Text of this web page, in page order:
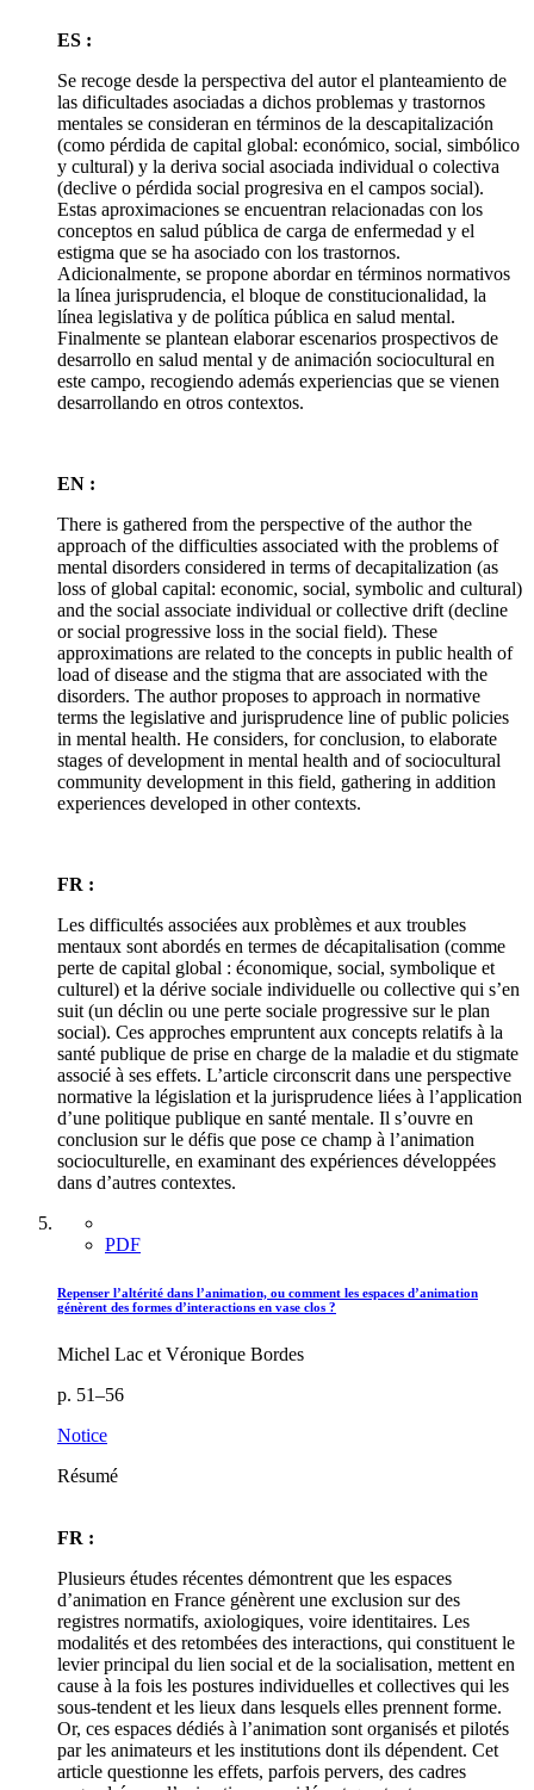
ES :
Se recoge desde la perspectiva del autor el planteamiento de
las dificultades asociadas a dichos problemas y trastornos
mentales se consideran en términos de la descapitalización
(como pérdida de capital global: económico, social, simbólico
y cultural) y la deriva social asociada individual o colectiva
(declive o pérdida social progresiva en el campos social).
Estas aproximaciones se encuentran relacionadas con los
conceptos en salud pública de carga de enfermedad y el
estigma que se ha asociado con los trastornos.
Adicionalmente, se propone abordar en términos normativos
la línea jurisprudencia, el bloque de constitucionalidad, la
línea legislativa y de política pública en salud mental.
Finalmente se plantean elaborar escenarios prospectivos de
desarrollo en salud mental y de animación sociocultural en
este campo, recogiendo además experiencias que se vienen
desarrollando en otros contextos.
EN :
There is gathered from the perspective of the author the
approach of the difficulties associated with the problems of
mental disorders considered in terms of decapitalization (as
loss of global capital: economic, social, symbolic and cultural)
and the social associate individual or collective drift (decline
or social progressive loss in the social field). These
approximations are related to the concepts in public health of
load of disease and the stigma that are associated with the
disorders. The author proposes to approach in normative
terms the legislative and jurisprudence line of public policies
in mental health. He considers, for conclusion, to elaborate
stages of development in mental health and of sociocultural
community development in this field, gathering in addition
experiences developed in other contexts.
FR :
Les difficultés associées aux problèmes et aux troubles
mentaux sont abordés en termes de décapitalisation (comme
perte de capital global : économique, social, symbolique et
culturel) et la dérive sociale individuelle ou collective qui s’en
suit (un déclin ou une perte sociale progressive sur le plan
social). Ces approches empruntent aux concepts relatifs à la
santé publique de prise en charge de la maladie et du stigmate
associé à ses effets. L’article circonscrit dans une perspective
normative la législation et la jurisprudence liées à l’application
d’une politique publique en santé mentale. Il s’ouvre en
conclusion sur le défis que pose ce champ à l’animation
socioculturelle, en examinant des expériences développées
dans d’autres contextes.
PDF
Repenser l’altérité dans l’animation, ou comment les espaces d’animation
génèrent des formes d’interactions en vase clos ?
Michel Lac et Véronique Bordes
p. 51–56
Notice
Résumé
FR :
Plusieurs études récentes démontrent que les espaces
d’animation en France génèrent une exclusion sur des
registres normatifs, axiologiques, voire identitaires. Les
modalités et des retombées des interactions, qui constituent le
levier principal du lien social et de la socialisation, mettent en
cause à la fois les postures individuelles et collectives qui les
sous-tendent et les lieux dans lesquels elles prennent forme.
Or, ces espaces dédiés à l’animation sont organisés et pilotés
par les animateurs et les institutions dont ils dépendent. Cet
article questionne les effets, parfois pervers, des cadres